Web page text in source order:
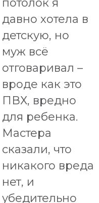
потолок я
давно хотела в
детскую, но
муж всё
отговаривал –
вроде как это
ПВХ, вредно
для ребенка.
Мастера
сказали, что
никакого вреда
нет, и
убедительно